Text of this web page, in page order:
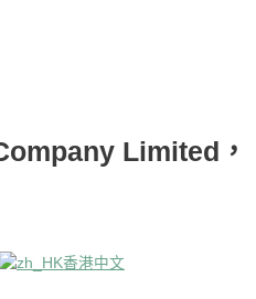
Limited，
香港中文